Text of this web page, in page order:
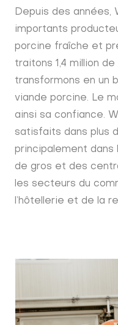
Depuis des années,
importants
porcine fraîche et
traitons 1,4 million
transformons en un
viande porcine. Le
ainsi sa confiance.
satisfaits dans plus
principalement dans
de gros et des
les secteurs du
l’hôtellerie et de la